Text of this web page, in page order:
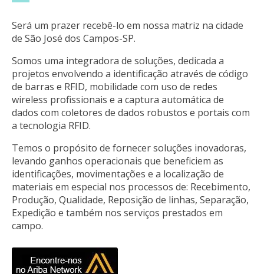
Será um prazer recebê-lo em nossa matriz na cidade
de São José dos Campos-SP.
Somos uma integradora de soluções, dedicada a
projetos envolvendo a identificação através de código
de barras e RFID, mobilidade com uso de redes
wireless profissionais e a captura automática de
dados com coletores de dados robustos e portais com
a tecnologia RFID.
Temos o propósito de fornecer soluções inovadoras,
levando ganhos operacionais que beneficiem as
identificações, movimentações e a localização de
materiais em especial nos processos de: Recebimento,
Produção, Qualidade, Reposição de linhas, Separação,
Expedição e também nos serviços prestados em
campo.